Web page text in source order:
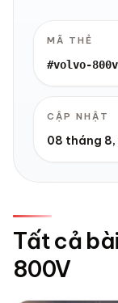
MÃ THẺ
#volvo-800v
CẬP NHẬT
08 tháng 8,
Tất cả
800V